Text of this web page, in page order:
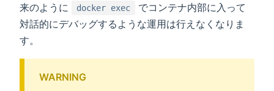
来のように
docker exec
でコンテナ内部に入って
対話的にデバッグするような運用は行えなくなりま
す。
WARNING